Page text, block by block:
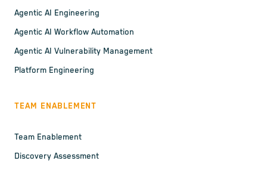
Agentic AI Engineering
Agentic AI Workflow Automation
Agentic AI Vulnerability Management
Platform Engineering
TEAM ENABLEMENT
Team Enablement
Discovery Assessment